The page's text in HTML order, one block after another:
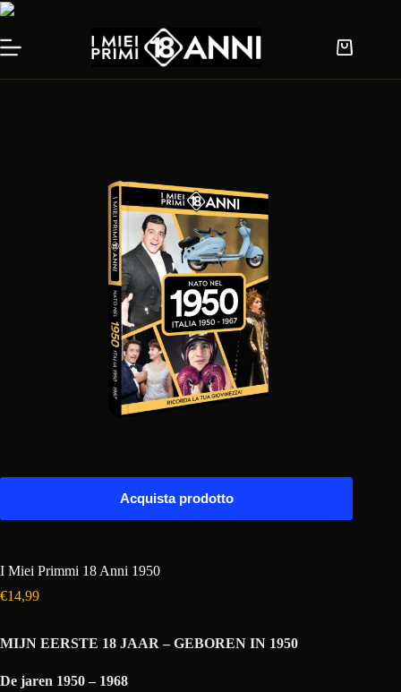
Salta
Carrello
Acquista prodotto
I Miei Primmi 18 Anni 1950
€14,99
MIJN EERSTE 18 JAAR – GEBOREN IN 1950
De jaren 1950 – 1968